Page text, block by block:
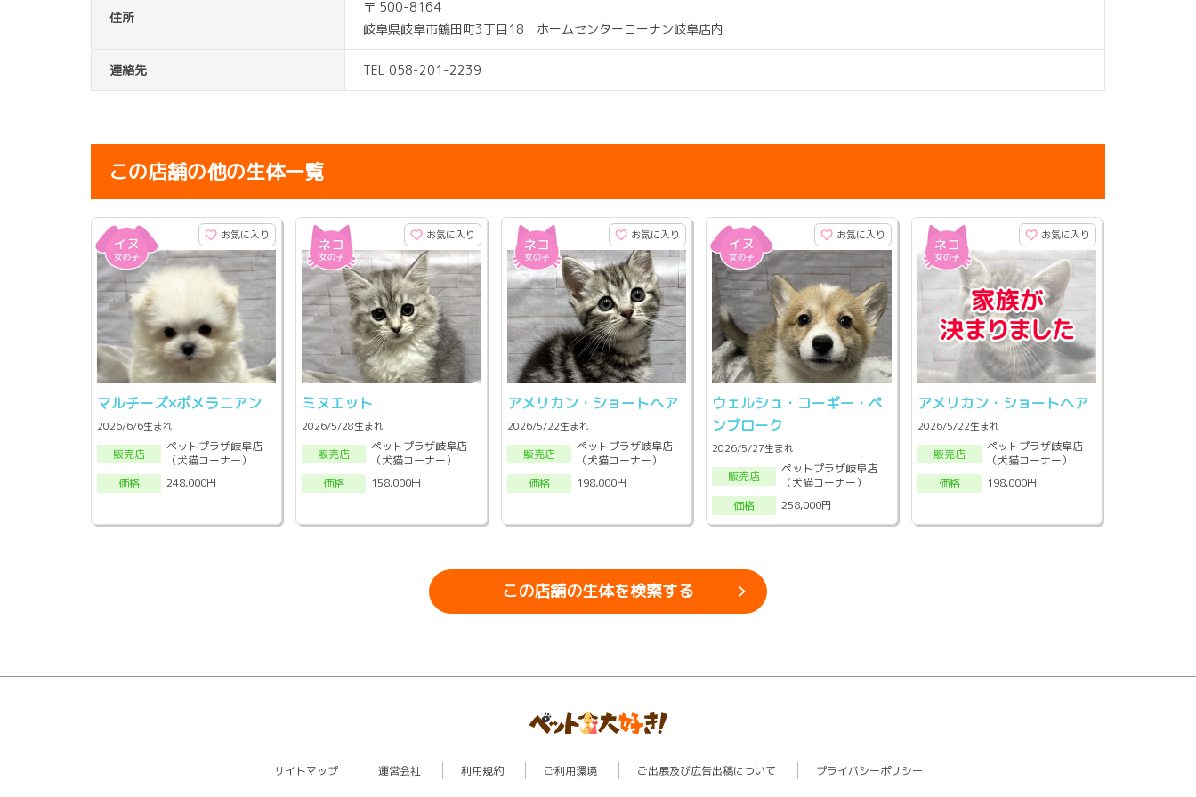
住所
〒 500-8164
岐阜県岐阜市鶴田町3丁目18 ホームセンターコーナン岐阜店内
連絡先 TEL 058-201-2239
この店舗の他の生体一覧
お気に入り
マルチーズ×ポメラニアン
2026/6/6生まれ
販売店
ペットプラザ岐阜店
（犬猫コーナー）
価格
248,000円
お気に入り
ミヌエット
2026/5/28生まれ
販売店
ペットプラザ岐阜店
（犬猫コーナー）
価格
158,000円
お気に入り
アメリカン・ショートヘア
2026/5/22生まれ
販売店
ペットプラザ岐阜店
（犬猫コーナー）
価格
198,000円
お気に入り
ウェルシュ・コーギー・ペ
ンブローク
2026/5/27生まれ
販売店
ペットプラザ岐阜店
（犬猫コーナー）
価格
258,000円
お気に入り
アメリカン・ショートヘア
2026/5/22生まれ
販売店
ペットプラザ岐阜店
（犬猫コーナー）
価格
198,000円
この店舗の生体を検索する
サイトマップ 運営会社 利用規約 ご利用環境 ご出展及び広告出稿について プライバシーポリシー